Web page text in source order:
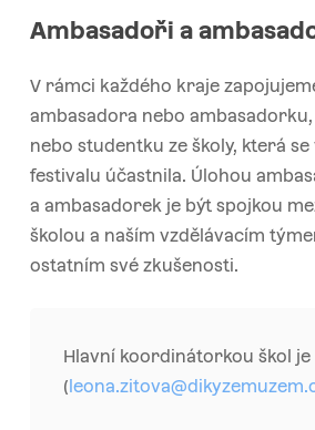
Ambasadoři a
V rámci každého kraje
ambasadora nebo
nebo studentku ze školy, která
festivalu účastnila. Úlohou
a ambasadorek je být spojkou
školou a naším vzdělávacím
ostatním své zkušenosti.
Hlavní koordinátorkou škol je
(